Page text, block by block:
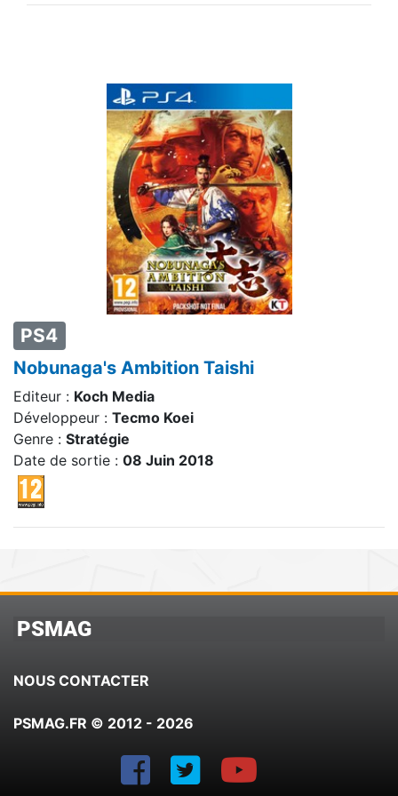
PS4
Nobunaga's Ambition Taishi
Editeur : Koch Media
Développeur : Tecmo Koei
Genre : Stratégie
Date de sortie : 08 Juin 2018
PSMAG
NOUS CONTACTER
PSMAG.FR © 2012 - 2026